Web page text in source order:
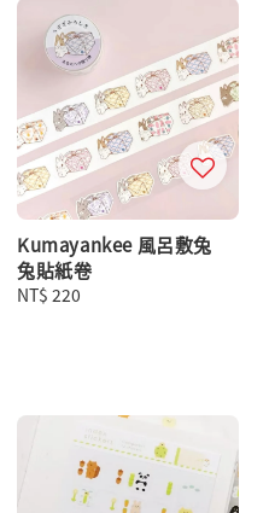
Kumayankee 風呂敷兔
兔貼紙卷
Regular
NT$ 220